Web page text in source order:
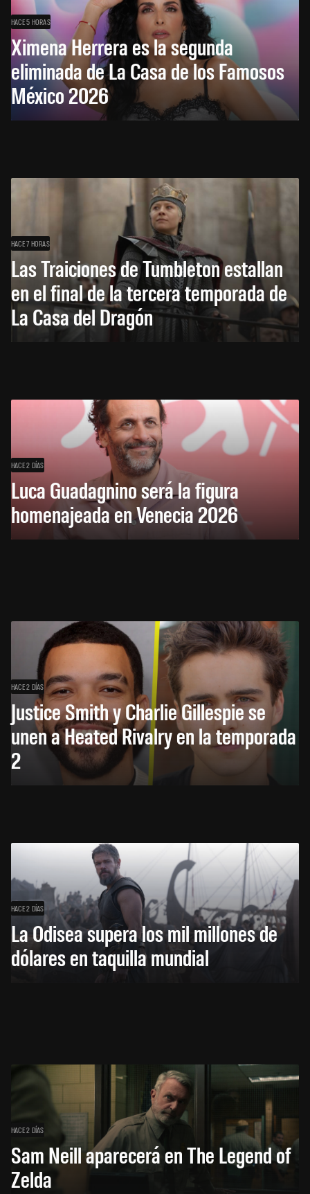
HACE 5 HORAS
Ximena Herrera es la segunda
eliminada de La Casa de los Famosos
México 2026
HACE 7 HORAS
Las Traiciones de Tumbleton estallan
en el final de la tercera temporada de
La Casa del Dragón
HACE 2 DÍAS
Luca Guadagnino será la figura
homenajeada en Venecia 2026
HACE 2 DÍAS
Justice Smith y Charlie Gillespie se
unen a Heated Rivalry en la temporada
2
HACE 2 DÍAS
La Odisea supera los mil millones de
dólares en taquilla mundial
HACE 2 DÍAS
Sam Neill aparecerá en The Legend of
Zelda